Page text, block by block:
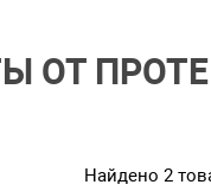
Найдено 2